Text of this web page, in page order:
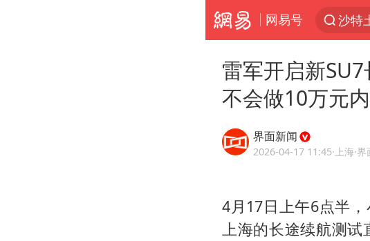
网易号
泉州
台风
全球
名创
台风
中巨
雷军开启新
不会做10万元
界面新闻
2026-04-17 11:45·上海·
4月17日上午6点半
上海的长途续航测试